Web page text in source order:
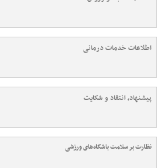
اطلاعات خدمات درمانی
پیشنهاد، انتقاد و شکایت
نظارت بر سلامت باشگاه‌های ورزشی